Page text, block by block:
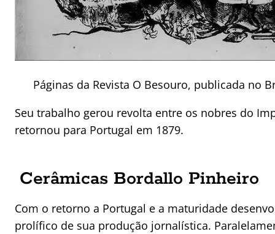
Páginas da Revista O Besouro, publicada no
Seu trabalho gerou revolta entre os nobres do
retornou para Portugal em 1879.
Cerâmicas Bordallo Pinheiro
Com o retorno a Portugal e a maturidade
prolífico de sua produção jornalística.